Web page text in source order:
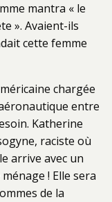
mantra « le
». Avaient-ils
cette femme
chargée
entre
Katherine
raciste où
arrive avec un
! Elle sera
de la